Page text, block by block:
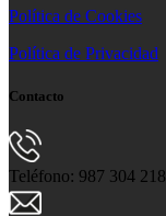
Política de Cookies
Política de Privacidad
Contacto
Teléfono: 987 304 218